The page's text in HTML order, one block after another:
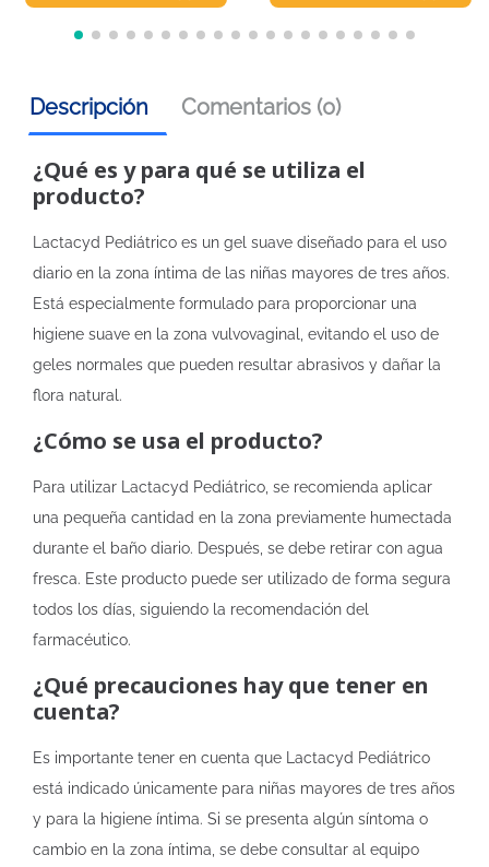
Descripción Comentarios (0)
¿Qué es y para qué se utiliza el
producto?
Lactacyd Pediátrico es un gel suave diseñado para el uso
diario en la zona íntima de las niñas mayores de tres años.
Está especialmente formulado para proporcionar una
higiene suave en la zona vulvovaginal, evitando el uso de
geles normales que pueden resultar abrasivos y dañar la
flora natural.
¿Cómo se usa el producto?
Para utilizar Lactacyd Pediátrico, se recomienda aplicar
una pequeña cantidad en la zona previamente humectada
durante el baño diario. Después, se debe retirar con agua
fresca. Este producto puede ser utilizado de forma segura
todos los días, siguiendo la recomendación del
farmacéutico.
¿Qué precauciones hay que tener en
cuenta?
Es importante tener en cuenta que Lactacyd Pediátrico
está indicado únicamente para niñas mayores de tres años
y para la higiene íntima. Si se presenta algún síntoma o
cambio en la zona íntima, se debe consultar al equipo